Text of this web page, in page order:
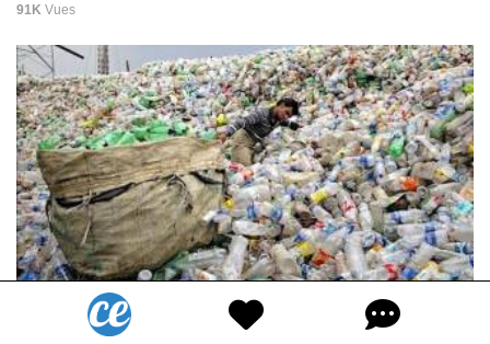
91K Vues
L'Inde Interdit Tous les Objets Plastique